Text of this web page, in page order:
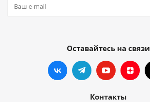
Оставайтесь на связи
Контакты